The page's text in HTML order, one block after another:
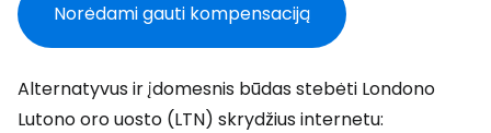
Norėdami gauti kompensaciją
Alternatyvus ir įdomesnis būdas stebėti Londono
Lutono oro uosto (LTN) skrydžius internetu: